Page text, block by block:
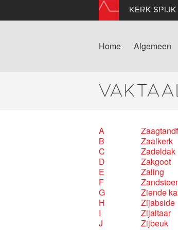
KERK SPIJK
Home Algemeen
A
B
C
D
E
F
G
H
I
J
Zaalkerk
Zadeldak
Zakgoot
Zaling
Ziende
Zijabside
Zijaltaar
Zijbeuk